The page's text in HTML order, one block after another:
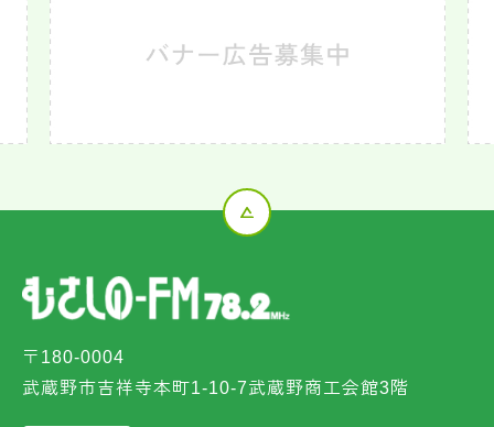
〒180-0004
武蔵野市吉祥寺本町1-10-7武蔵野商工会館3階